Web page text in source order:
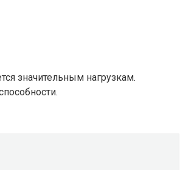
значительным нагрузкам.